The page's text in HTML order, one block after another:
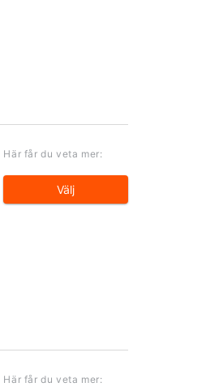
Här får du veta mer:
Välj
Här får du veta mer: